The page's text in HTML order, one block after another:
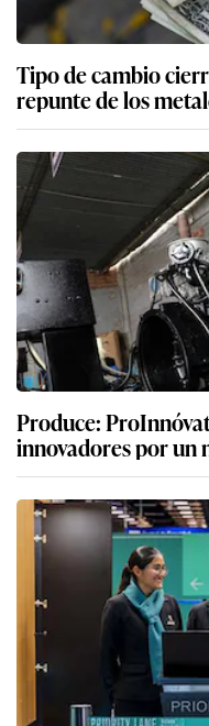
Tipo de cambio
repunte de los
Produce:
innovadores por un